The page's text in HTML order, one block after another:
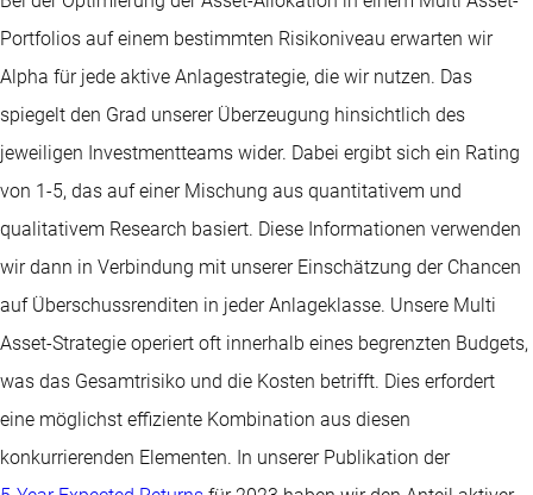
Portfolios auf einem bestimmten Risikoniveau erwarten wir
Alpha für jede aktive Anlagestrategie, die wir nutzen. Das
spiegelt den Grad unserer Überzeugung hinsichtlich des
jeweiligen Investmentteams wider. Dabei ergibt sich ein Rating
von 1-5, das auf einer Mischung aus quantitativem und
qualitativem Research basiert. Diese Informationen verwenden
wir dann in Verbindung mit unserer Einschätzung der Chancen
auf Überschussrenditen in jeder Anlageklasse. Unsere Multi
Asset-Strategie operiert oft innerhalb eines begrenzten Budgets,
was das Gesamtrisiko und die Kosten betrifft. Dies erfordert
eine möglichst effiziente Kombination aus diesen
konkurrierenden Elementen. In unserer Publikation der